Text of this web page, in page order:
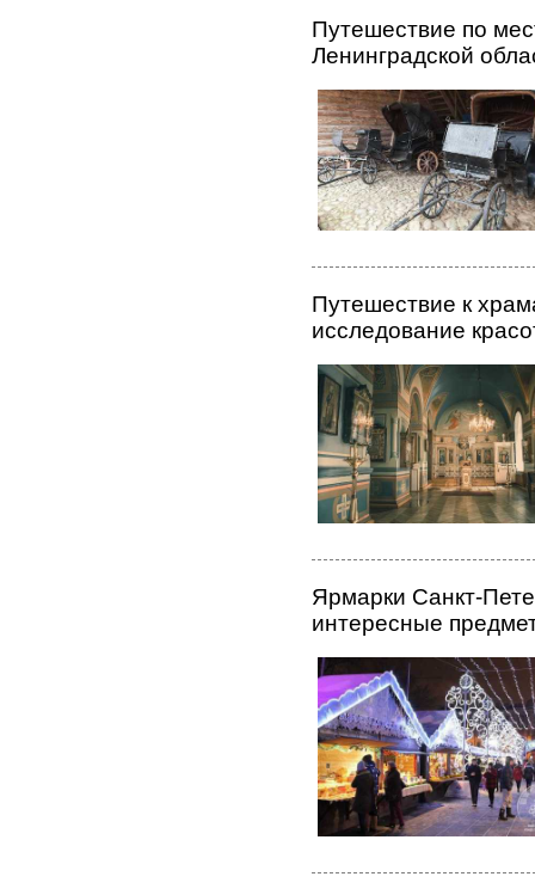
Путешествие по
Ленинградской
Путешествие к
исследование
Ярмарки Санкт-
интересные